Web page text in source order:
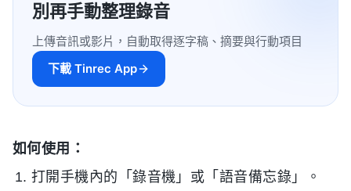
別再手動整理錄音
上傳音訊或影片，自動取得逐字稿、摘要與行動項目
下載 Tinrec App
如何使用：
打開手機內的「錄音機」或「語音備忘錄」。